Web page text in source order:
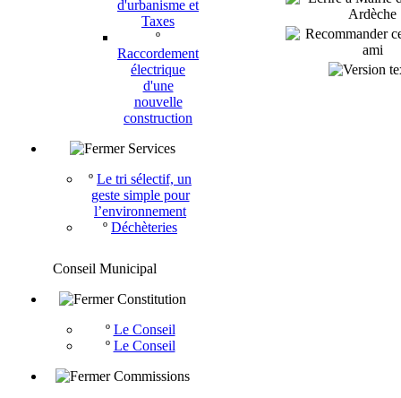
d'urbanisme et
Taxes
º
Raccordement
électrique
d'une
nouvelle
construction
Services
º Le tri sélectif, un
geste simple pour
l’environnement
º Déchèteries
Conseil Municipal
Constitution
º Le Conseil
º Le Conseil
Commissions